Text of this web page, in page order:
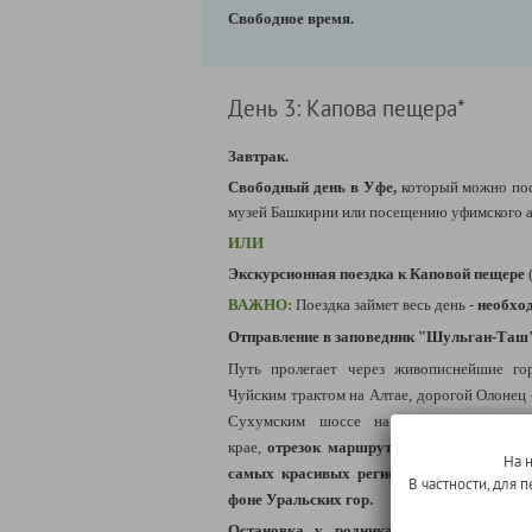
Свободное время.
День 3: Капова пещера*
Завтрак.
Свободный день в Уфе, который можно
музей Башкирии или посещению уфимского
ИЛИ
Экскурсионная поездка к Каповой пещере
ВАЖНО: Поездка займет весь день -
Отправление в заповедник "Шульган-
Путь пролегает через живописнейшие
Чуйским трактом на Алтае, дорогой
Сухумским шоссе на Кавказе и
крае,отрезок маршрута от Уфы до
самых красивых региональных дорог
фоне Уральских гор.
На
В частности, для